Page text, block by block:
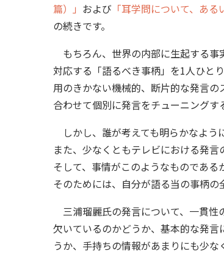
篇）」 および 「耳学問について、あ
の続きです。
もちろん、世界の内部に生起する事
対応する「語るべき事柄」を1人ひと
用のきかない機械的、断片的な発言
合わせて個別に発言をチューニングす
しかし、誰が考えても明らかなよう
また、少なくともテレビにおける発
そして、事情がこのようなものである
そのためには、自分が語る当の事柄の
三浦瑠麗氏の発言について、一貫性
欠いているのかどうか、基本的な発
うか、手持ちの情報があまりにも少